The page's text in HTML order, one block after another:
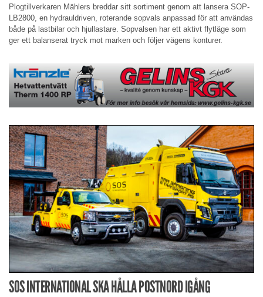
Plogtillverkaren Mählers breddar sitt sortiment genom att lansera SOP-
LB2800, en hydrauldriven, roterande sopvals anpassad för att användas
både på lastbilar och hjullastare. Sopvalsen har ett aktivt flytläge som
ger ett balanserat tryck mot marken och följer vägens konturer.
SOS INTERNATIONAL SKA HÅLLA POSTNORD IGÅNG